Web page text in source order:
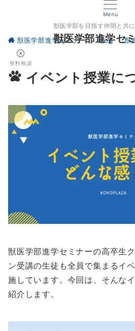
Menu
獣医学部を目指す仲間と共
獣医学部進学セ
無料相談
獣医学部進学セミナー blog 獣
イベント授業に
獣医学部進学セミナーの高卒生
ン受講の生徒も全員で集まるイ
施しています。今回は、そんな
紹介します。